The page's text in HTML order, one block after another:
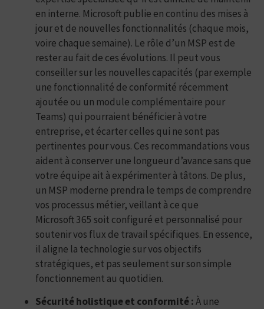
en interne. Microsoft publie en continu des mises à
jour et de nouvelles fonctionnalités (chaque mois,
voire chaque semaine). Le rôle d’un MSP est de
rester au fait de ces évolutions. Il peut vous
conseiller sur les nouvelles capacités (par exemple
une fonctionnalité de conformité récemment
ajoutée ou un module complémentaire pour
Teams) qui pourraient bénéficier à votre
entreprise, et écarter celles qui ne sont pas
pertinentes pour vous. Ces recommandations vous
aident à conserver une longueur d’avance sans que
votre équipe ait à expérimenter à tâtons. De plus,
un MSP moderne prendra le temps de comprendre
vos processus métier, veillant à ce que
Microsoft 365 soit configuré et personnalisé pour
soutenir vos flux de travail spécifiques. En essence,
il aligne la technologie sur vos objectifs
stratégiques, et pas seulement sur son simple
fonctionnement au quotidien.
Sécurité holistique et conformité :À une